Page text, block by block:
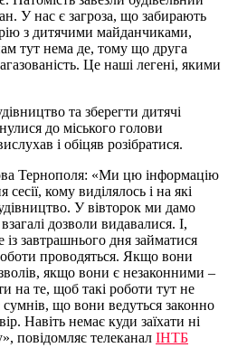
У нас є загроза, що забирають
з дитячими майданчиками,
тут нема де, тому що друга
Це наші легені, якими
та зберегти дитячі
до міського голови
і обіцяв розібратися.
Тернополя: «Ми цю інформацію
кому виділялось і на які
У вівторок ми дамо
дозволи видавалися. І,
завтрашнього дня займатися
проводяться. Якщо вони
якщо вони є незаконними –
на те, щоб такі роботи тут не
що вони ведуться законно
Навіть немає куди заїхати ні
повідомляє телеканал ІНТБ